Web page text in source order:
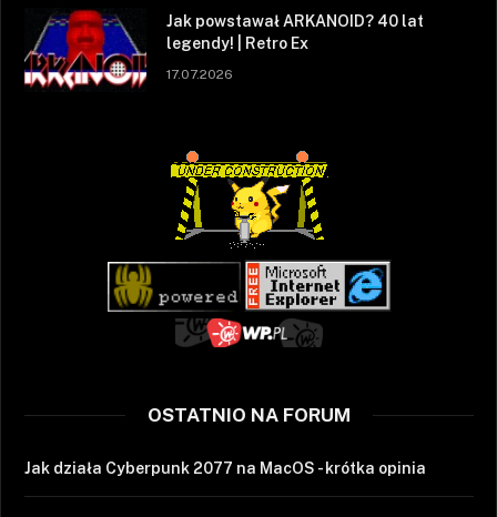
Jak powstawał ARKANOID? 40 lat
legendy! | Retro Ex
17.07.2026
OSTATNIO NA FORUM
Jak działa Cyberpunk 2077 na MacOS - krótka opinia